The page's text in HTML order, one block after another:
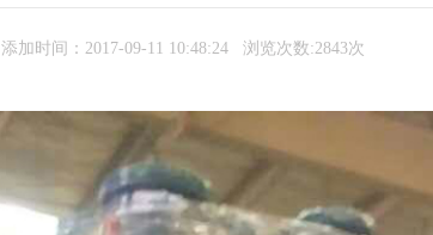
添加时间：2017-09-11 10:48:24 浏览次数:2843次